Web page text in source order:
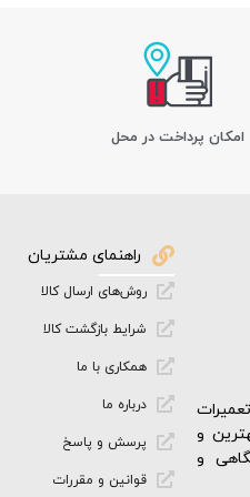
امکان پرداخت در محل
و
و
راهنمای مشتریان
روش‌های ارسال کالا
شرایط بازگشت کالا
همکاری با ما
درباره ما
پرسش و پاسخ
قوانین و مقررات